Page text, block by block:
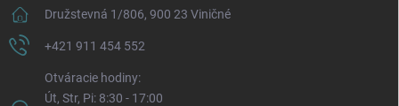
Družstevná 1/806, 900 23 Viničné
+421 911 454 552
Otváracie hodiny:
Út, Str, Pi: 8:30 - 17:00